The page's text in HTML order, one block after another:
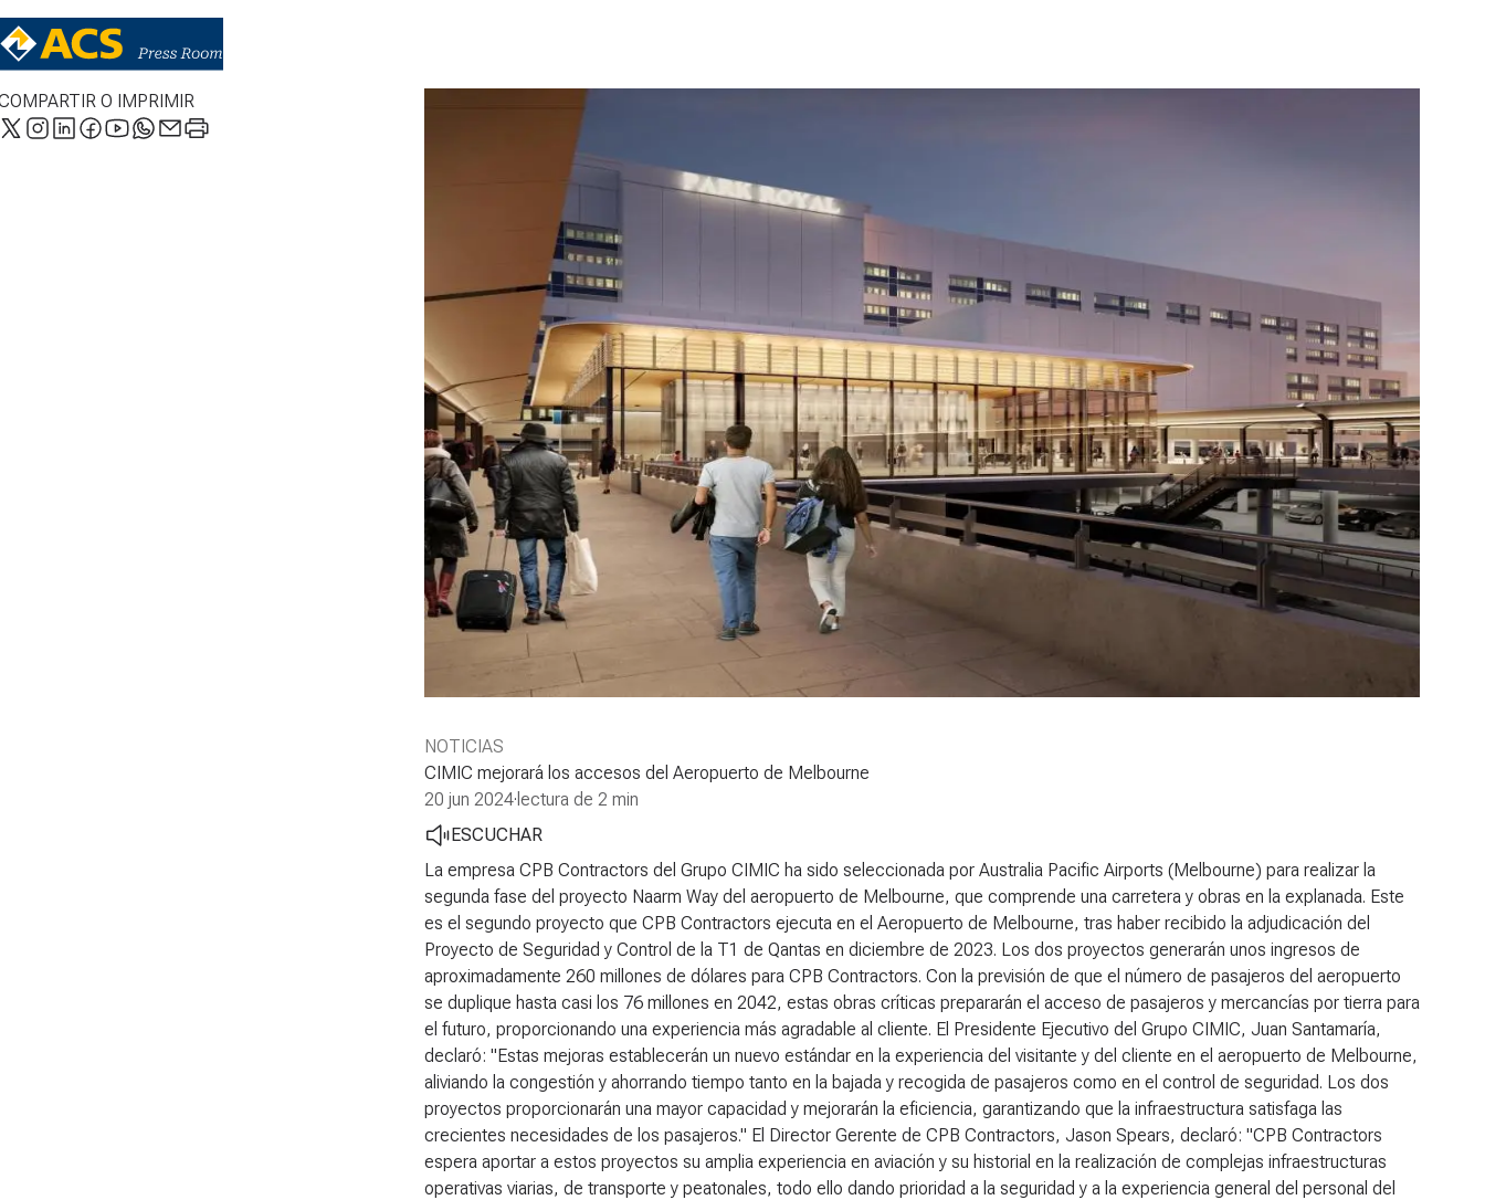
O IMPRIMIR
NOTICIAS
CIMIC mejorará los accesos del Aeropuerto de Melbourne
20 jun 2024· lectura de 2 min
ESCUCHAR
La empresa CPB Contractors del Grupo CIMIC ha sido seleccionada por Australia Pacific Airports (Melbourne) para realizar la
segunda fase del proyecto Naarm Way del aeropuerto de Melbourne, que comprende una carretera y obras en la explanada. Este
es el segundo proyecto que CPB Contractors ejecuta en el Aeropuerto de Melbourne, tras haber recibido la adjudicación del
Proyecto de Seguridad y Control de la T1 de Qantas en diciembre de 2023. Los dos proyectos generarán unos ingresos de
aproximadamente 260 millones de dólares para CPB Contractors. Con la previsión de que el número de pasajeros del aeropuerto
se duplique hasta casi los 76 millones en 2042, estas obras críticas prepararán el acceso de pasajeros y mercancías por tierra para
el futuro, proporcionando una experiencia más agradable al cliente. El Presidente Ejecutivo del Grupo CIMIC, Juan Santamaría,
declaró: "Estas mejoras establecerán un nuevo estándar en la experiencia del visitante y del cliente en el aeropuerto de Melbourne,
aliviando la congestión y ahorrando tiempo tanto en la bajada y recogida de pasajeros como en el control de seguridad. Los dos
proyectos proporcionarán una mayor capacidad y mejorarán la eficiencia, garantizando que la infraestructura satisfaga las
crecientes necesidades de los pasajeros." El Director Gerente de CPB Contractors, Jason Spears, declaró: "CPB Contractors
espera aportar a estos proyectos su amplia experiencia en aviación y su historial en la realización de complejas infraestructuras
operativas viarias, de transporte y peatonales, todo ello dando prioridad a la seguridad y a la experiencia general del personal del